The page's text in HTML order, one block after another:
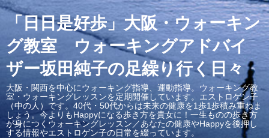
「日日是好歩」大阪・ウォーキン
グ教室 ウォーキングアドバイ
ザー坂田純子の足繰り行く日々
大阪・関西を中心にウォーキング指導、運動指導。ウォーキング教
室・ウォーキングレッスンを定期開催しています。エストロゲン子
（中の人）です。40代・50代からは未来の健康を1歩1歩積み重ねま
しょう。今よりもHappyになる歩き方を貴女に！一生ものの歩き方
が身につくウォーキングレッスン／あなたの健康やHappyを後押し
する情報やエストロゲン子の日常を綴っています。